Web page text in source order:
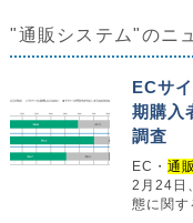
"通販システム"のニ
ECサ
期購入
調査
EC・通
2月24日
態に関す